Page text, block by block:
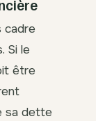
cadre
Si le
être
sa dette